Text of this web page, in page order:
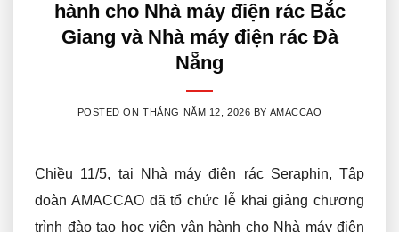
hành cho Nhà máy điện rác Bắc
Giang và Nhà máy điện rác Đà
Nẵng
POSTED ONTHÁNG NĂM 12, 2026 BY AMACCAO
Chiều 11/5, tại Nhà máy điện rác Seraphin, Tập
đoàn AMACCAO đã tổ chức lễ khai giảng chương
trình đào tạo học viên vận hành cho Nhà máy điện